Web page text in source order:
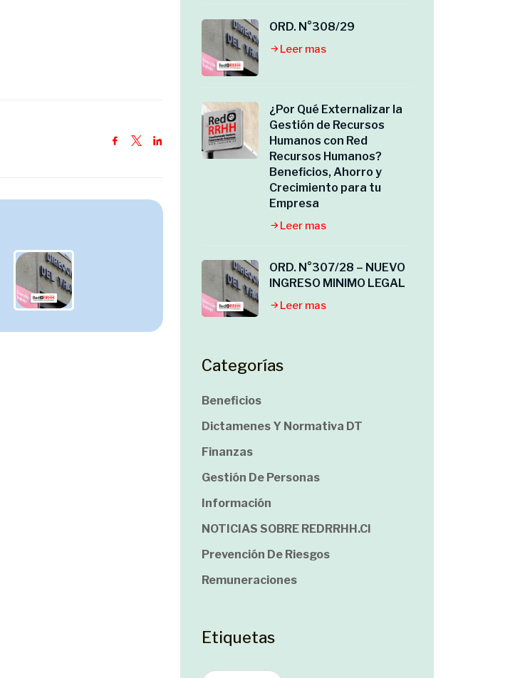
ORD. N°308/29
Leer mas
¿Por Qué Externalizar la
Gestión de Recursos
Humanos con Red
Recursos Humanos?
Beneficios, Ahorro y
Crecimiento para tu
Empresa
Leer mas
ORD. N°307/28 – NUEVO
INGRESO MINIMO LEGAL
Leer mas
Categorías
Beneficios
Dictamenes Y Normativa DT
Finanzas
Gestión De Personas
Información
NOTICIAS SOBRE REDRRHH.cl
Prevención De Riesgos
Remuneraciones
Etiquetas